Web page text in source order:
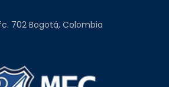
702 Bogotá, Colombia